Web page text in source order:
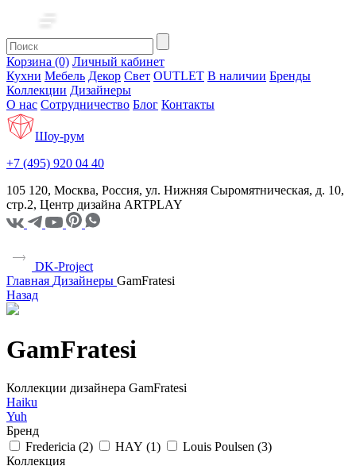
Корзина (0) Личный кабинет
Кухни Мебель Декор Свет OUTLET В наличии Бренды
Коллекции Дизайнеры
О нас Сотрудничество Блог Контакты
Шоу-рум
+7 (495) 920 04 40
105 120, Москва, Россия, ул. Нижняя Сыромятническая, д. 10,
стр.2, Центр дизайна ARTPLAY
DK-Project
Главная Дизайнеры GamFratesi
Назад
GamFratesi
Коллекции дизайнера GamFratesi
Haiku
Yuh
Бренд
Fredericia (2) HAY (1) Louis Poulsen (3)
Коллекция